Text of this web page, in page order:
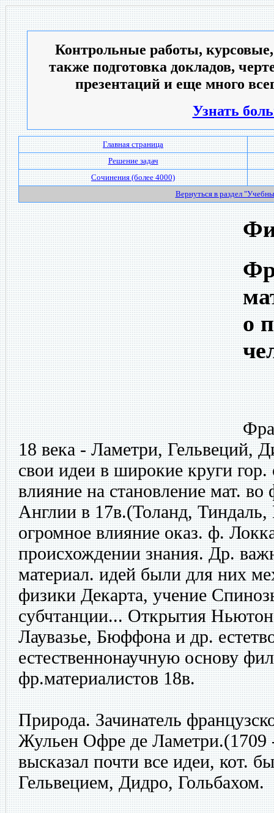
Контрольные работы,
также подготовка докладов,
презентаций и еще много
Узнать
Главная страница
Решение задач
Сочинения (более 4000)
Вернуться в раздел
о
18 века - Ламетри, Гельвеций,
свои идеи в широкие круги
влияние на становление мат.
Англии в 17в.(Толанд,
огромное влияние оказ. ф.
происхождении знания. Др.
материал. идей были для них
физики Декарта, учение
субчтанции... Открытия
Лаувазье, Бюффона и др.
естественнонаучную основу
фр.материалистов 18в.
Природа. Зачинатель
Жульен Офре де
высказал почти все идеи, кот.
Гельвецием, Дидро, Гольбахом.